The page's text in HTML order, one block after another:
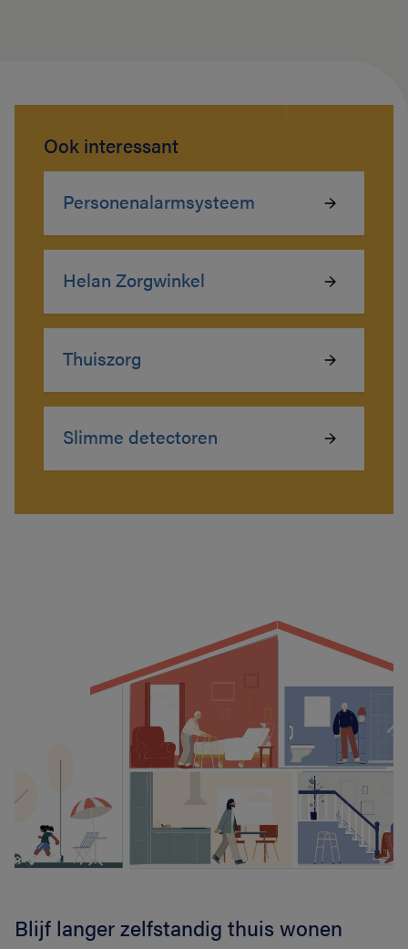
Ook interessant
Personenalarmsysteem
Helan Zorgwinkel
Thuiszorg
Slimme detectoren
Blijf langer zelfstandig thuis wonen